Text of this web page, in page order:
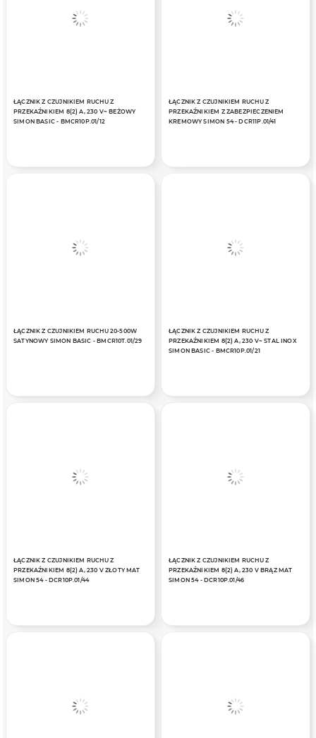
ŁĄCZNIK Z CZUJNIKIEM RUCHU Z
PRZEKAŹNIKIEM 8(2) A, 230 V~ BEŻOWY
SIMON BASIC - BMCR10P.01/12
ŁĄCZNIK Z CZUJNIKIEM RUCHU Z
PRZEKAŹNIKIEM Z ZABEZPIECZENIEM
KREMOWY SIMON 54 - DCR11P.01/41
ŁĄCZNIK Z CZUJNIKIEM RUCHU 20-500W
SATYNOWY SIMON BASIC - BMCR10T.01/29
ŁĄCZNIK Z CZUJNIKIEM RUCHU Z
PRZEKAŹNIKIEM 8(2) A, 230 V~ STAL INOX
SIMON BASIC - BMCR10P.01/21
ŁĄCZNIK Z CZUJNIKIEM RUCHU Z
PRZEKAŹNIKIEM 8(2) A, 230 V ZŁOTY MAT
SIMON 54 - DCR10P.01/44
ŁĄCZNIK Z CZUJNIKIEM RUCHU Z
PRZEKAŹNIKIEM 8(2) A, 230 V BRĄZ MAT
SIMON 54 - DCR10P.01/46